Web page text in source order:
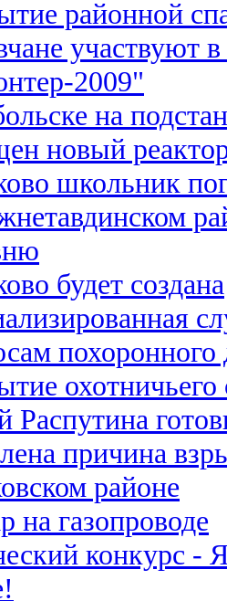
районной
участвуют
2009"
на
новый
школьник
будет создана
похоронного
охотничьего
Распутина
причина
районе
на газопроводе
конкурс -